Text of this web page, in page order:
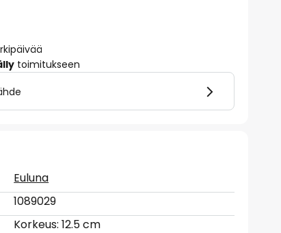
toimitukseen
Euluna
1089029
Korkeus: 12.5 cm